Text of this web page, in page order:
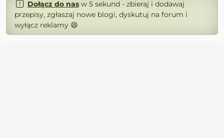
Dołącz do nasw 5 sekund - zbieraj i dodawaj
przepisy, zgłaszaj nowe blogi, dyskutuj na forum i
wyłącz reklamy 😄